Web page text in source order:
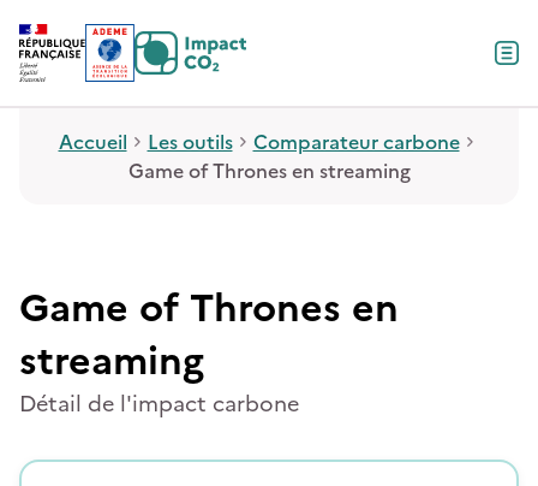
Contenu
Menu
Pied de page
Accueil Les outils
Comparateur carbone
Game of Thrones en streaming
Game of Thrones en
streaming
Détail de l'impact carbone